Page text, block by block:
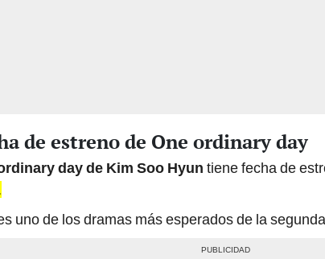
de estreno de One ordinary day
day de Kim Soo Hyun tiene fecha de
uno de los dramas más esperados de la